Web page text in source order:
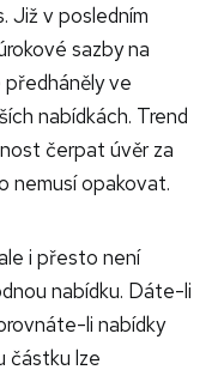
Již v posledním
sazby na
předháněly ve
nabídkách. Trend
čerpat úvěr za
nemusí opakovat.
i přesto není
nabídku. Dáte-li
li nabídky
částku lze